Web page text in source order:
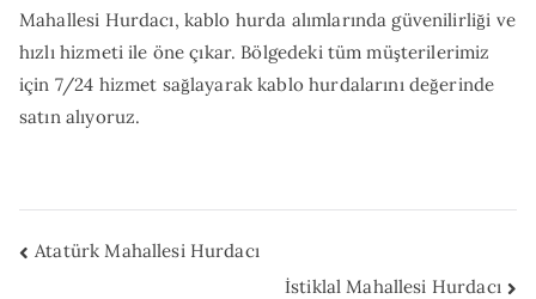
Mahallesi Hurdacı, kablo hurda alımlarında güvenilirliği ve
hızlı hizmeti ile öne çıkar. Bölgedeki tüm müşterilerimiz
için 7/24 hizmet sağlayarak kablo hurdalarını değerinde
satın alıyoruz.
Yazı
Atatürk Mahallesi Hurdacı
İstiklal Mahallesi Hurdacı